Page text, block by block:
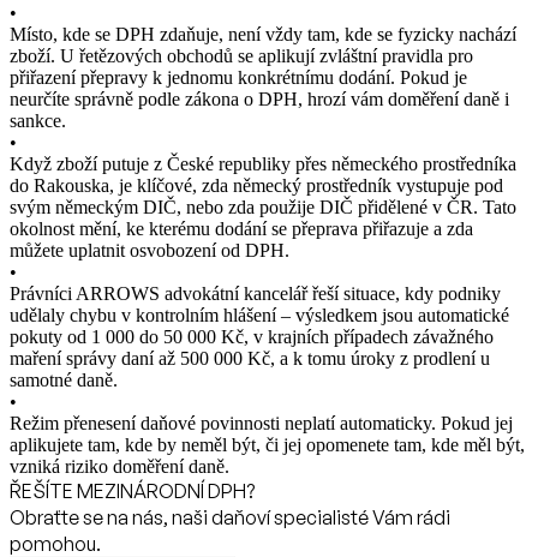
•
Místo, kde se DPH zdaňuje, není vždy tam, kde se fyzicky nachází
zboží. U řetězových obchodů se aplikují zvláštní pravidla pro
přiřazení přepravy k jednomu konkrétnímu dodání. Pokud je
neurčíte správně podle zákona o DPH, hrozí vám doměření daně i
sankce.
•
Když zboží putuje z České republiky přes německého prostředníka
do Rakouska, je klíčové, zda německý prostředník vystupuje pod
svým německým DIČ, nebo zda použije DIČ přidělené v ČR. Tato
okolnost mění, ke kterému dodání se přeprava přiřazuje a zda
můžete uplatnit osvobození od DPH.
•
Právníci ARROWS advokátní kancelář řeší situace, kdy podniky
udělaly chybu v kontrolním hlášení – výsledkem jsou automatické
pokuty od 1 000 do 50 000 Kč, v krajních případech závažného
maření správy daní až 500 000 Kč, a k tomu úroky z prodlení u
samotné daně.
•
Režim přenesení daňové povinnosti neplatí automaticky. Pokud jej
aplikujete tam, kde by neměl být, či jej opomenete tam, kde měl být,
vzniká riziko doměření daně.
ŘEŠÍTE MEZINÁRODNÍ DPH?
Obraťte se na nás, naši daňoví specialisté Vám rádi
pomohou.